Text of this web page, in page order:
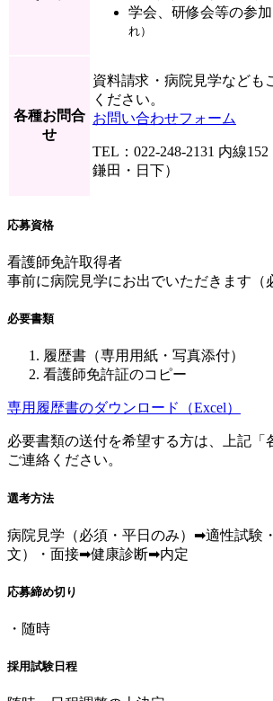
学会、研修会等の参加
れ）
各種お問合
せ
資料請求・病院見学なども
ください。
お問い合わせフォーム
TEL：022-248-2131 内線
鎌田・日下）
応募資格
看護師免許取得者
事前に病院見学にお出でいただきます（
必要書類
履歴書（専用用紙・写真添付）
看護師免許証のコピー
専用履歴書のダウンロード（Excel）
必要書類の送付を希望する方は、上記「
ご連絡ください。
選考方法
病院見学（必須・平日のみ）➡適性試験
文）・面接➡健康診断➡内定
応募締め切り
・随時
採用試験日程